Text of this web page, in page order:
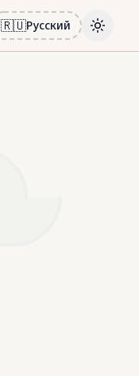
🇷🇺Русский Toggle